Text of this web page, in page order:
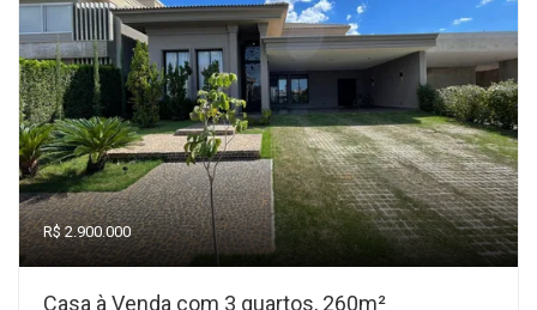
R$ 2.900.000
Casa à Venda com 3 quartos, 260m²